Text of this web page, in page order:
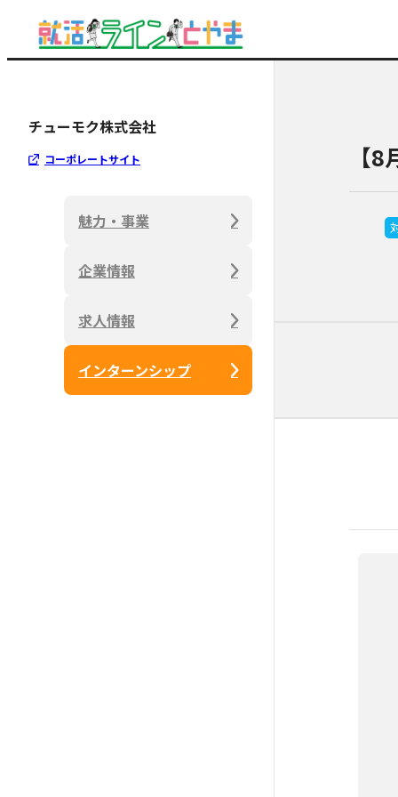
チューモク株式会社
コーポレートサイト
魅力・事業
企業情報
求人情報
インターンシップ
【